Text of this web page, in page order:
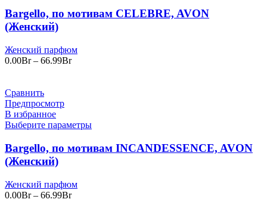
Bargello, по мотивам CELEBRE, AVON
(Женский)
Женский парфюм
0.00Br – 66.99BrДиапазон
Сравнить
Предпросмотр
В избранное
Выберите параметры
Bargello, по мотивам INCANDESSENCE, AVON
(Женский)
Женский парфюм
0.00Br – 66.99BrДиапазон